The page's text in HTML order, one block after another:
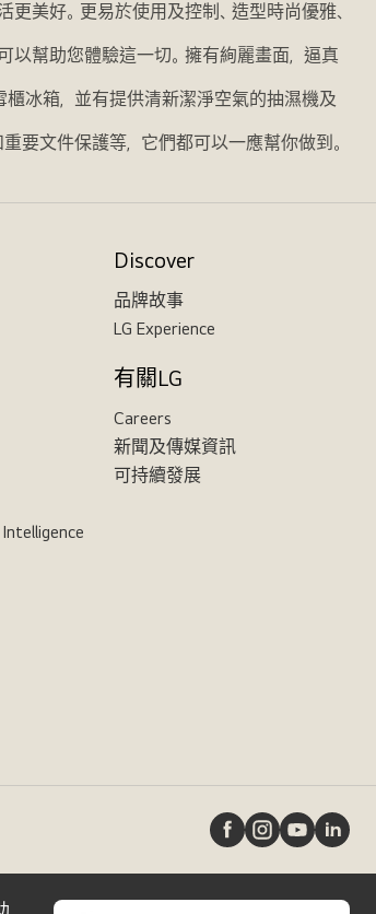
美好。更易於使用及控制、造型時尚優雅、
幫助您體驗這一切。擁有絢麗畫面，逼真
冰箱，並有提供清新潔淨空氣的抽濕機及
要文件保護等，它們都可以一應幫你做到。
Discover
品牌故事
LG Experience
有關LG
Careers
新聞及傳媒資訊
可持續發展